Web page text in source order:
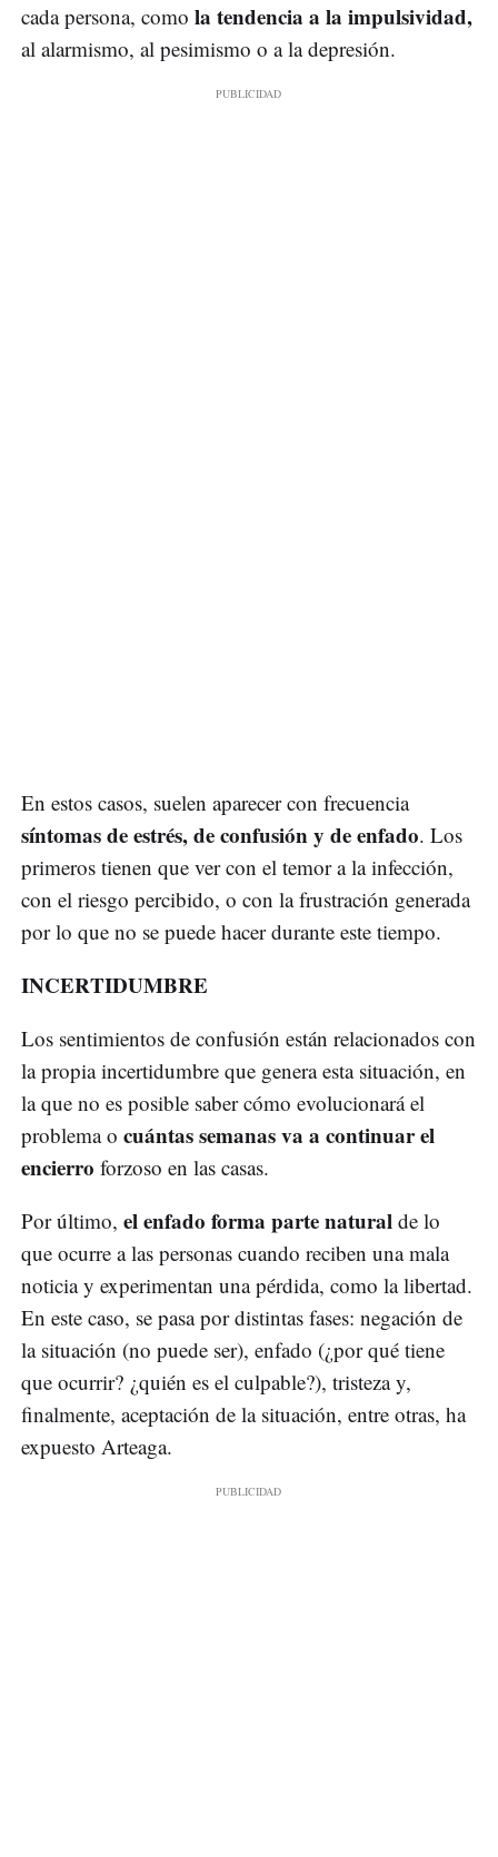
cada persona, como la tendencia a la impulsividad,
al alarmismo, al pesimismo o a la depresión.
En estos casos, suelen aparecer con frecuencia
síntomas de estrés, de confusión y de enfado. Los
primeros tienen que ver con el temor a la infección,
con el riesgo percibido, o con la frustración generada
por lo que no se puede hacer durante este tiempo.
INCERTIDUMBRE
Los sentimientos de confusión están relacionados con
la propia incertidumbre que genera esta situación, en
la que no es posible saber cómo evolucionará el
problema o cuántas semanas va a continuar el
encierro forzoso en las casas.
Por último, el enfado forma parte natural de lo
que ocurre a las personas cuando reciben una mala
noticia y experimentan una pérdida, como la libertad.
En este caso, se pasa por distintas fases: negación de
la situación (no puede ser), enfado (¿por qué tiene
que ocurrir? ¿quién es el culpable?), tristeza y,
finalmente, aceptación de la situación, entre otras, ha
expuesto Arteaga.